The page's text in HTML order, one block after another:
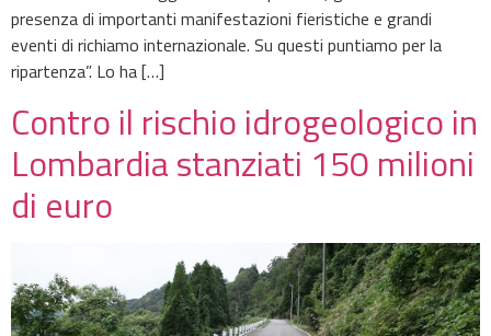
presenza di importanti manifestazioni fieristiche e grandi
eventi di richiamo internazionale. Su questi puntiamo per la
ripartenza”. Lo ha […]
Contro il rischio idrogeologico in
Lombardia stanziati 150 milioni
di euro